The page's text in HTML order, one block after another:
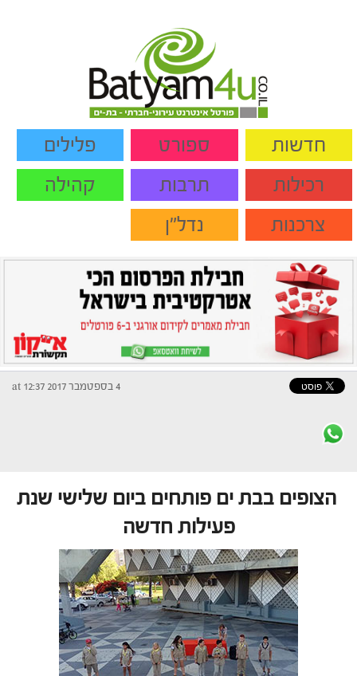
חדשות ספורט
פלילים
רכילות
תרבות
קהילה
צרכנות
נדל"ן
4 בספטמבר 2017 at 12:37
הצופים בבת ים פותחים ביום שלישי שנת
פעילות חדשה